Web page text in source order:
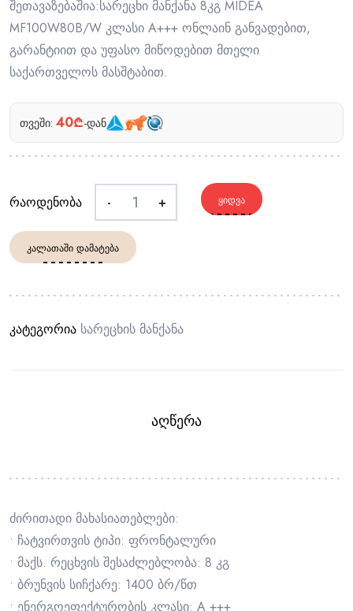
შეთავაზებაშია:სარეცხი მანქანა 8კგ MIDEA
MF100W80B/W კლასი A+++ ონლაინ განვადებით,
გარანტიით და უფასო მიწოდებით მთელი
საქართველოს მასშტაბით.
თვეში: 40₾-დან
რაოდენობა - + ᲧᲘᲓᲕᲐ
ᲙᲐᲚᲐᲗᲐᲨᲘ ᲓᲐᲛᲐᲢᲔᲑᲐ
კატეგორია Სარეცხის Მანქანა
ᲐᲦᲬᲔᲠᲐ
ძირითადი მახასიათებლები:
• ჩატვირთვის ტიპი: ფრონტალური
• მაქს. რეცხვის შესაძლებლობა: 8 კგ
• ბრუნვის სიჩქარე: 1400 ბრ/წთ
• ენერგოეფექტურობის კლასი: A +++